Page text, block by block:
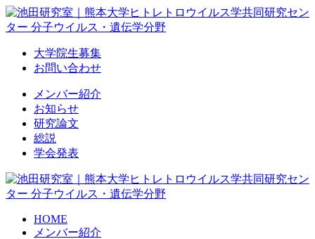
Skip
to
content
大学院生募集
お問い合わせ
メンバー紹介
お知らせ
研究論文
総説
学会発表
HOME
メンバー紹介